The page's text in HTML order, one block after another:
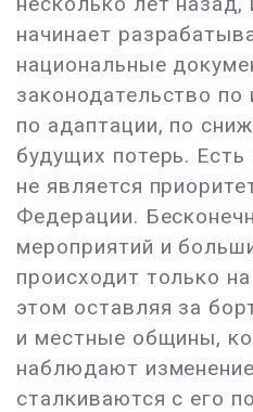
начинает
национальные
законодательство
по адаптации, по
будущих потерь.
не является
Федерации.
мероприятий и
происходит только
этом оставляя за
и местные общины,
наблюдают
сталкиваются с его